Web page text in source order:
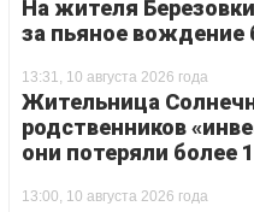
На жителя
за пьяное вождение
13:31, 10 августа 2026 года
Жительница
родственников
они потеряли более
13:00, 10 августа 2026 года